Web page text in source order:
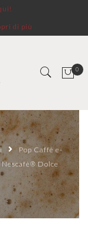
di più
0
Pop Caffè e-
Dolce